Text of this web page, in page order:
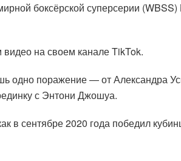
боксёрской суперсерии
на своем канале TikTok.
одно поражение — от Александра
с Энтони Джошуа.
в сентябре 2020 года победил